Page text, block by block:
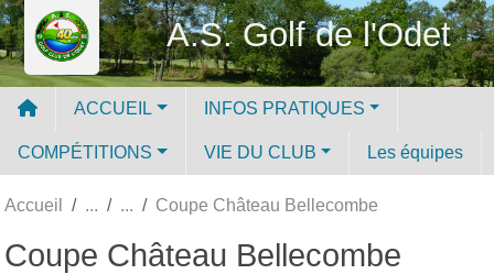
A.S. Golf de l'Odet
ACCUEIL INFOS PRATIQUES
COMPÉTITIONS VIE DU CLUB Les équipes
Accueil Coupe Château Bellecombe
Coupe Château Bellecombe
Panneau de gestion des cookies